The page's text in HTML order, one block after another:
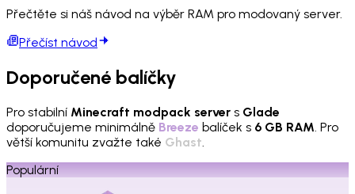
Přečtěte si náš návod na výběr RAM pro modovaný server.
Přečíst návod
Doporučené balíčky
Pro stabilní Minecraft modpack server s Glade
doporučujeme minimálně Breeze balíček s 6 GB RAM. Pro
větší komunitu zvažte také Ghast.
Populární